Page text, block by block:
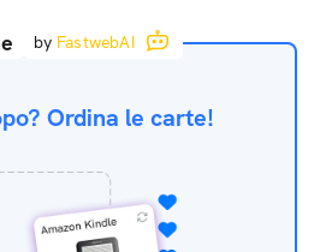
by FastwebAI
Ordina le carte!